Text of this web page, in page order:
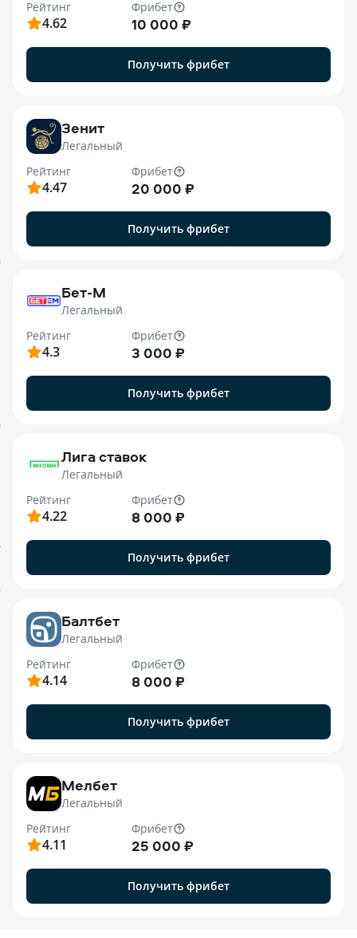
Рейтинг
4.62
Фрибет
10 000 ₽
Получить фрибет
Зенит
Легальный
Рейтинг
4.47
Фрибет
20 000 ₽
Получить фрибет
Бет-М
Легальный
Рейтинг
4.3
Фрибет
3 000 ₽
Получить фрибет
Лига ставок
Легальный
Рейтинг
4.22
Фрибет
8 000 ₽
Получить фрибет
Балтбет
Легальный
Рейтинг
4.14
Фрибет
8 000 ₽
Получить фрибет
Мелбет
Легальный
Рейтинг
4.11
Фрибет
25 000 ₽
Получить фрибет